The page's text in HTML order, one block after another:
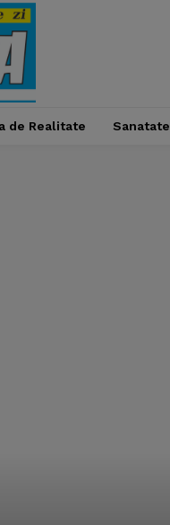
de Realitate Sanatate